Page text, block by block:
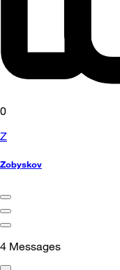
0
Z
Zobyskov
4 Messages